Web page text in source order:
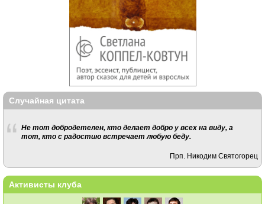
Случайная цитата
Не тот добродетелен, кто делает добро у всех на виду, а
тот, кто с радостию встречает любую беду.
Прп. Никодим Святогорец
Активисты клуба